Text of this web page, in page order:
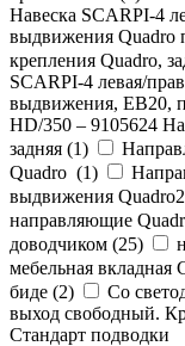
Навеска SCARPI-4
выдвижения Quadro
крепления Quadro,
SCARPI-4 левая/
выдвижения, ЕВ20,
HD/350 – 9105624
задняя (1)
Quadro (1)
выдвижения
направляющие
доводчиком (25)
мебельная вкладная
биде (2)
Со
выход свободный.
Стандарт подводки